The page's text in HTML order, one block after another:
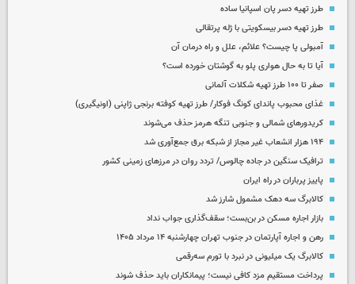
طرز تهیه دسر پان اسپانیا ساده
طرز تهیه دسر بیسکویتی با ژله پرتقالی
آمبولی پا چیست؟ علائم، علل و راه درمان آن
آیا تا به حال هواری پلو به گوشتان خورده است؟
صفر تا ۱۰۰ طرز تهیه شکلات آلمانی
غذای محبوب پاندای کونگ فوکار/ طرز تهیه کوفته برنجی ژاپنی (اونیگیری)
کریدورهای شمالی و جنوبی تنگه هرمز حذف می‌شوند
۱۹۴ هزار انشعاب غیر مجاز از شبکه برق جمع‌آوری شد
ترافیک سنگین در جاده چالوس/ تردد روان در مرزهای زمینی کشور
پاییز پرباران در راه ایران
کالابرگ سه دهک مشمول شارز شد
بازار اجاره مسکن در بن‌بست؛ سقف‌گذاری جواب نداد
رهن و اجاره آپارتمان در جنوب تهران چهارشنبه ۱۴ مرداد ۱۴۰۵
کالابرگ یک میلیونی در نبرد با تورم سه‌رقمی
پرداخت مستقیم مزد کافی نیست؛ پیمانکاران باید حذف شوند